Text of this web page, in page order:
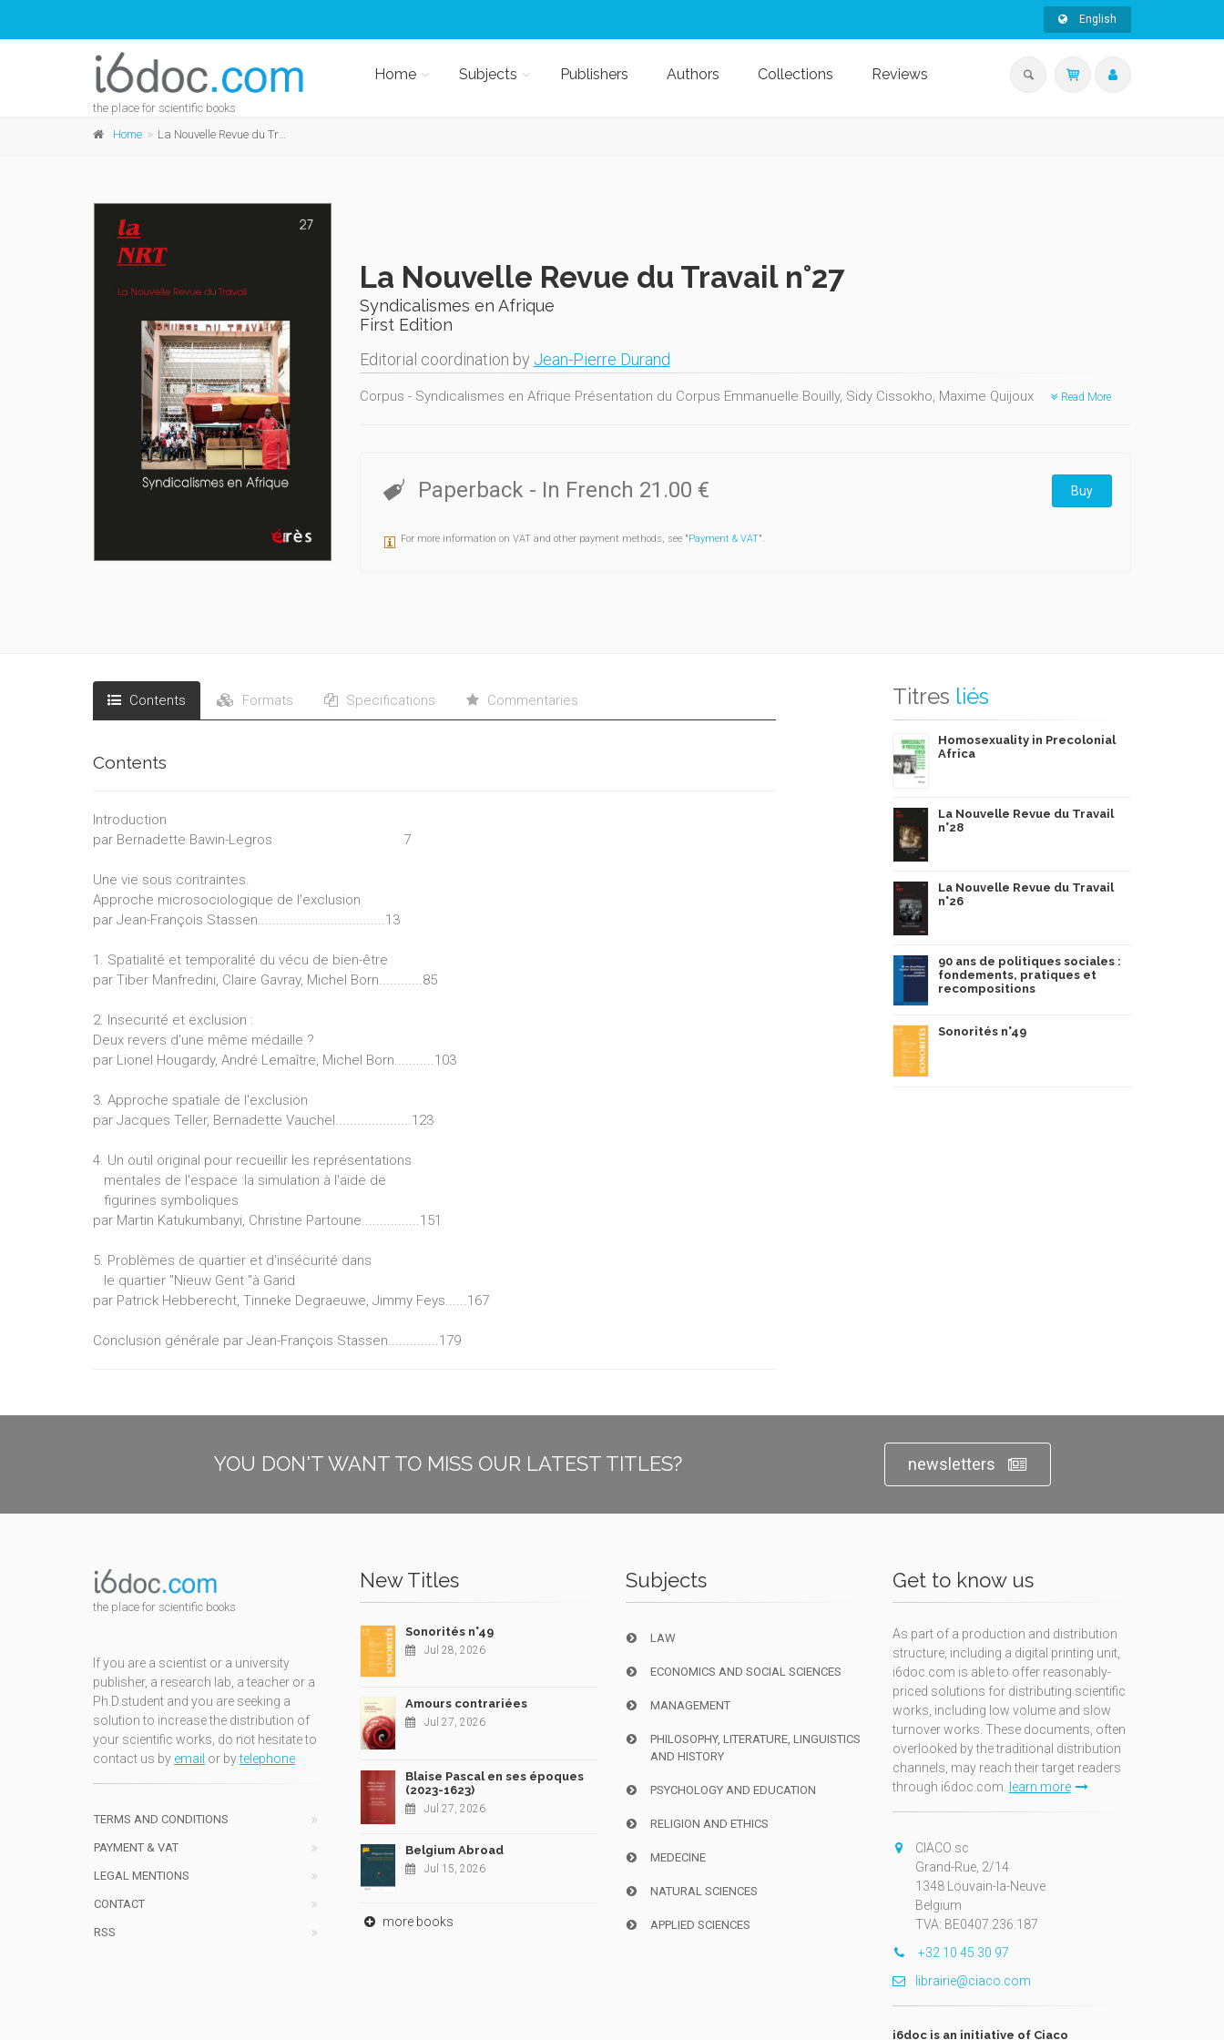
English
the place for scientific books
Home Subjects Publishers Authors Collections Reviews
Home La Nouvelle Revue du Travail n°27
La Nouvelle Revue du Travail n°27
Syndicalismes en Afrique
First Edition
Editorial coordination by Jean-Pierre Durand
Corpus - Syndicalismes en Afrique Présentation du Corpus Emmanuelle Bouilly, Sidy Cissokho, Maxime Quijoux Read More
Paperback - In French 21.00 € Buy
For more information on VAT and other payment methods, see "Payment & VAT".
Contents Formats Specifications Commentaries
Contents
Introduction
par Bernadette Bawin-Legros 7
Une vie sous contraintes.
Approche microsociologique de l'exclusion
par Jean-François Stassen...................................13
1. Spatialité et temporalité du vécu de bien-être
par Tiber Manfredini, Claire Gavray, Michel Born............85
2. Insecurité et exclusion :
Deux revers d'une même médaille ?
par Lionel Hougardy, André Lemaître, Michel Born...........103
3. Approche spatiale de l'exclusion
par Jacques Teller, Bernadette Vauchel.....................123
4. Un outil original pour recueillir les représentations
mentales de l'espace :la simulation à l'aide de
figurines symboliques
par Martin Katukumbanyi, Christine Partoune................151
5. Problèmes de quartier et d'insécurité dans
le quartier "Nieuw Gent "à Gand
par Patrick Hebberecht, Tinneke Degraeuwe, Jimmy Feys......167
Conclusion générale par Jean-François Stassen..............179
Titres liés
Homosexuality in Precolonial
Africa
La Nouvelle Revue du Travail
n°28
La Nouvelle Revue du Travail
n°26
90 ans de politiques sociales :
fondements, pratiques et
recompositions
Sonorités n°49
YOU DON'T WANT TO MISS OUR LATEST TITLES? newsletters
the place for scientific books
If you are a scientist or a university
publisher, a research lab, a teacher or a
Ph.D.student and you are seeking a
solution to increase the distribution of
your scientific works, do not hesitate to
contact us by email or bytelephone
TERMS AND CONDITIONS
PAYMENT & VAT
LEGAL MENTIONS
CONTACT
RSS
New Titles
Sonorités n°49
Jul 28, 2026
Amours contrariées
Jul 27, 2026
Blaise Pascal en ses époques
(2023-1623)
Jul 27, 2026
Belgium Abroad
Jul 15, 2026
more books
Subjects
LAW
ECONOMICS AND SOCIAL SCIENCES
MANAGEMENT
PHILOSOPHY, LITERATURE, LINGUISTICS
AND HISTORY
PSYCHOLOGY AND EDUCATION
RELIGION AND ETHICS
MEDECINE
NATURAL SCIENCES
APPLIED SCIENCES
Get to know us
As part of a production and distribution
structure, including a digital printing unit,
i6doc.com is able to offer reasonably-
priced solutions for distributing scientific
works, including low volume and slow
turnover works. These documents, often
overlooked by the traditional distribution
channels, may reach their target readers
through i6doc.com. learn more
CIACO sc
Grand-Rue, 2/14
1348 Louvain-la-Neuve
Belgium
TVA: BE0407.236.187
+32 10 45 30 97
librairie@ciaco.com
i6doc is an initiative of Ciaco